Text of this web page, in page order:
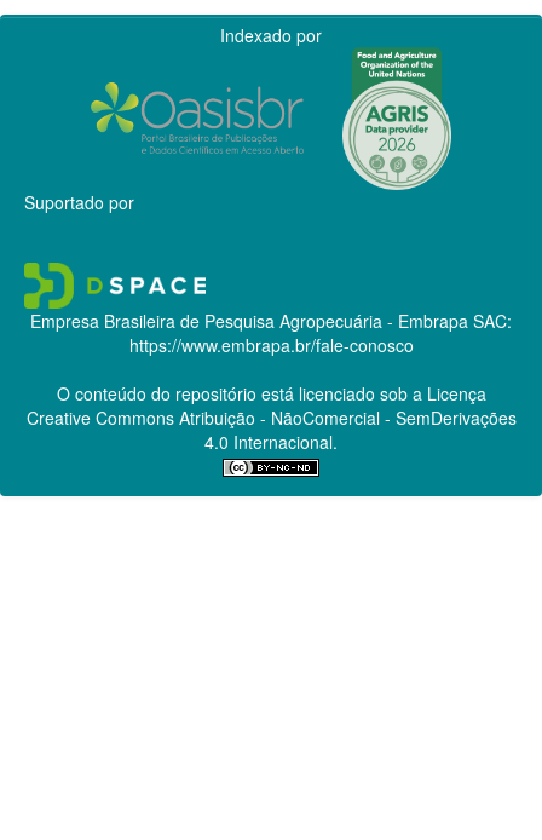
Indexado por
Suportado por
Empresa Brasileira de Pesquisa Agropecuária - Embrapa SAC:
https://www.embrapa.br/fale-conosco
O conteúdo do repositório está licenciado sob a Licença
Creative CommonsAtribuição - NãoComercial - SemDerivações
4.0 Internacional.